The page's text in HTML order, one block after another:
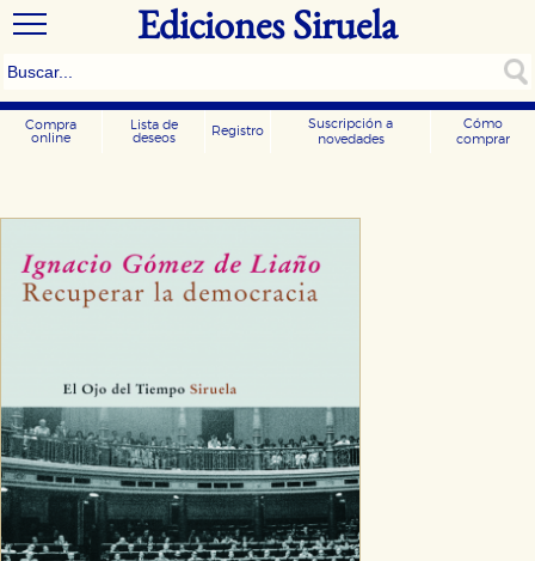
Ediciones Siruela
Compra
online
Lista de
deseos
Registro
Suscripción a
novedades
Cómo
comprar